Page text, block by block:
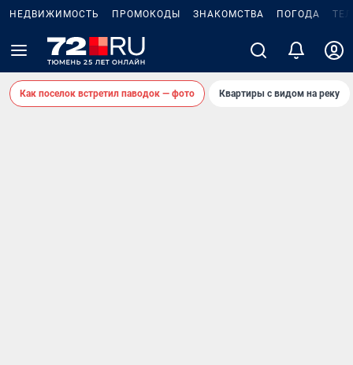
НЕДВИЖИМОСТЬ ПРОМОКОДЫ ЗНАКОМСТВА ПОГОДА
Как поселок встретил паводок — фото Квартиры с видом на реку